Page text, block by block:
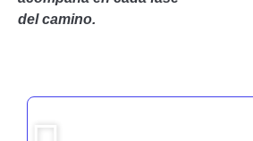
del camino.